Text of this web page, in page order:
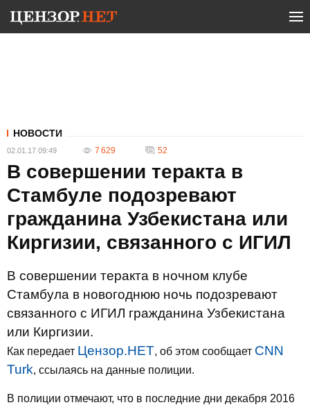
НОВОСТИ
02.01.17 09:49 7 629 52
В совершении теракта в
Стамбуле подозревают
гражданина Узбекистана или
Киргизии, связанного с ИГИЛ
В совершении теракта в ночном клубе
Стамбула в новогоднюю ночь подозревают
связанного с ИГИЛ гражданина Узбекистана
или Киргизии.
Как передает Цензор.НЕТ, об этом сообщает CNN
Turk, ссылаясь на данные полиции.
В полиции отмечают, что в последние дни декабря 2016